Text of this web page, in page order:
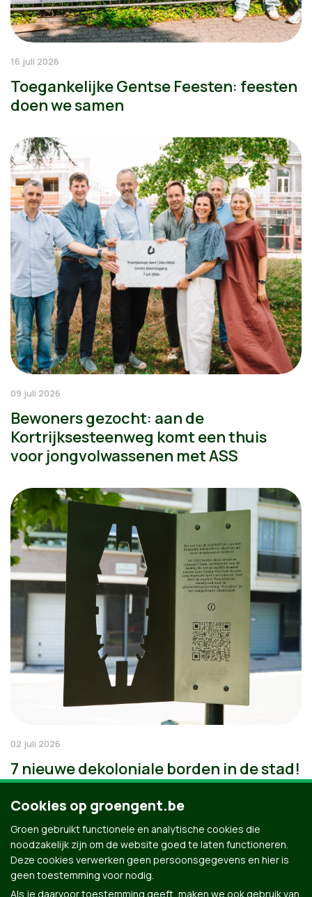
16 juli 2026
Toegankelijke Gentse Feesten: feesten
doen we samen
09 juli 2026
Bewoners gezocht: aan de
Kortrijksesteenweg komt een thuis
voor jongvolwassenen met ASS
02 juli 2026
7 nieuwe dekoloniale borden in de stad!
Cookies op groengent.be
Groen gebruikt functionele en analytische cookies die
noodzakelijk zijn om de website goed te laten functioneren.
Deze cookies verwerken geen persoonsgegevens en hier is
geen toestemming voor nodig.
Als je daarvoor toestemming geeft, maken we ook gebruik van